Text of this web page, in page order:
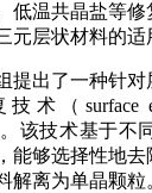
低温共晶盐等
元层状材料的适
提出了一种针
（surface
该技术基于不
能够选择性地
解离为单晶颗